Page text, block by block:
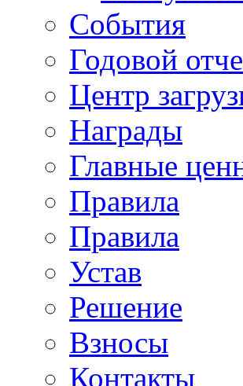
События
Годовой
Центр
Награды
Главные
Правила
Правила
Устав
Решение
Взносы
Контакты